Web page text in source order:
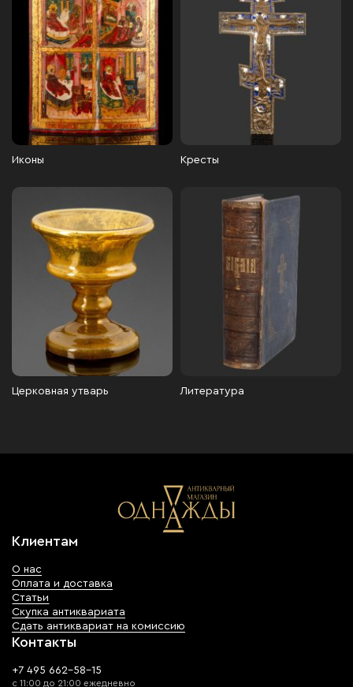
Иконы Кресты
Церковная утварь Литература
Клиентам
О нас
Оплата и доставка
Статьи
Скупка антиквариата
Сдать антиквариат на комиссию
Контакты
+7 495 662-58-15
с 11:00 до 21:00 ежедневно